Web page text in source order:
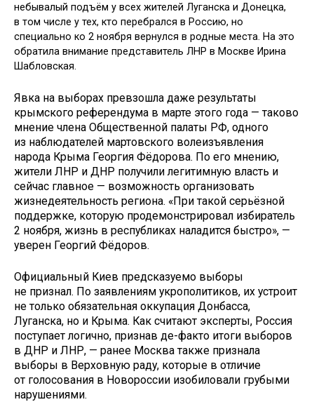
небывалый подъём у всех жителей Луганска и Донецка,
в том числе у тех, кто перебрался в Россию, но
специально ко 2 ноября вернулся в родные места. На это
обратила внимание представитель ЛНР в Москве Ирина
Шабловская.
Явка на выборах превзошла даже результаты
крымского референдума в марте этого года — таково
мнение члена Общественной палаты РФ, одного
из наблюдателей мартовского волеизъявления
народа Крыма Георгия Фёдорова. По его мнению,
жители ЛНР и ДНР получили легитимную власть и
сейчас главное — возможность организовать
жизнедеятельность региона. «При такой серьёзной
поддержке, которую продемонстрировал избиратель
2 ноября, жизнь в республиках наладится быстро», —
уверен Георгий Фёдоров.
Официальный Киев предсказуемо выборы
не признал. По заявлениям укрополитиков, их устроит
не только обязательная оккупация Донбасса,
Луганска, но и Крыма. Как считают эксперты, Россия
поступает логично, признав де-факто итоги выборов
в ДНР и ЛНР, — ранее Москва также признала
выборы в Верховную раду, которые в отличие
от голосования в Новороссии изоби­ловали грубыми
нарушениями.